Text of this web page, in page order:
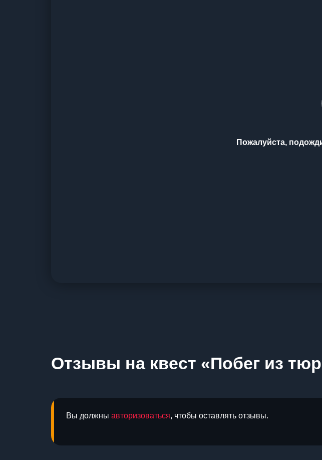
Пожалуйста,
Отзывы на квест «Побег из
Вы должны авторизоваться, чтобы оставлять отзывы.